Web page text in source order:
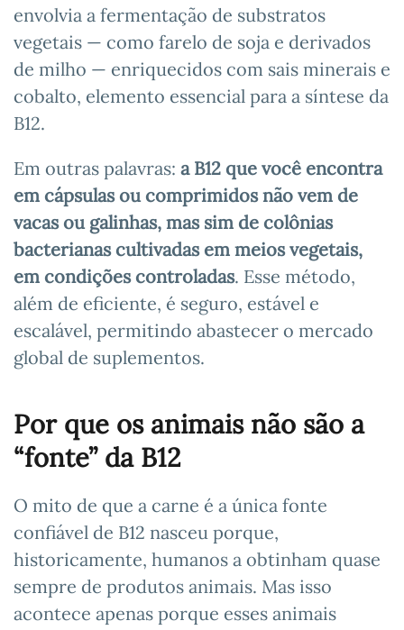
envolvia a fermentação de substratos
vegetais — como farelo de soja e derivados
de milho — enriquecidos com sais minerais e
cobalto, elemento essencial para a síntese da
B12.
Em outras palavras: a B12 que você encontra
em cápsulas ou comprimidos não vem de
vacas ou galinhas, mas sim de colônias
bacterianas cultivadas em meios vegetais,
em condições controladas. Esse método,
além de eficiente, é seguro, estável e
escalável, permitindo abastecer o mercado
global de suplementos.
Por que os animais não são a
“fonte” da B12
O mito de que a carne é a única fonte
confiável de B12 nasceu porque,
historicamente, humanos a obtinham quase
sempre de produtos animais. Mas isso
acontece apenas porque esses animais